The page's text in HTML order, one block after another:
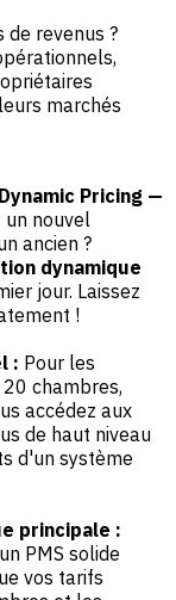
revenus ?
marchés
Pricing —
un nouvel
ancien ?
dynamique
jour. Laissez
!
: Pour les
chambres,
accédez aux
de haut niveau
d'un système
principale :
PMS solide
vos tarifs